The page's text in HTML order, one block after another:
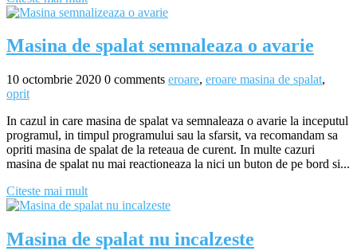
Masina de spalat semnaleaza o avarie
10 octombrie 2020 0 comments eroare, eroare masina de spalat,
oprit
In cazul in care masina de spalat va semnaleaza o avarie la inceputul
programul, in timpul programului sau la sfarsit, va recomandam sa
opriti masina de spalat de la reteaua de curent. In multe cazuri
masina de spalat nu mai reactioneaza la nici un buton de pe bord si...
Citeste mai mult
Masina de spalat nu incalzeste